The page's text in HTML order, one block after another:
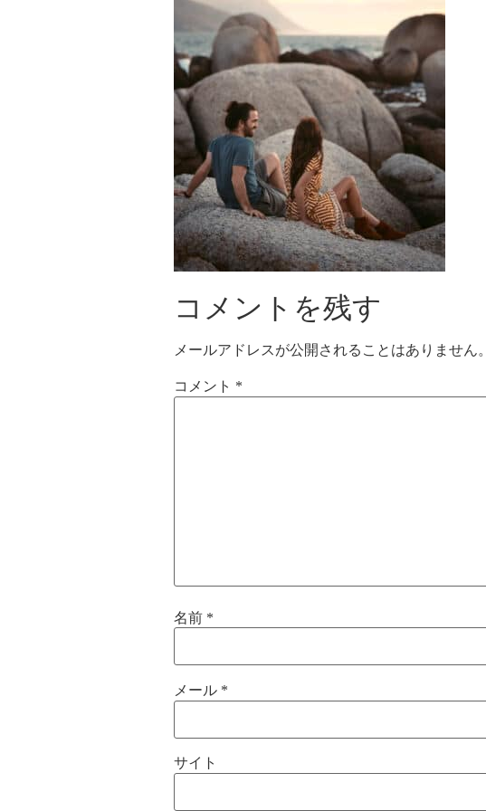
コメントを残す
メールアドレスが公開されることはありません。
コメント *
名前 *
メール *
サイト